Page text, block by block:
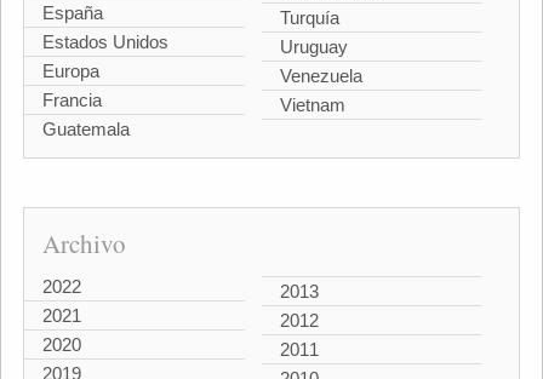
España
Estados Unidos
Europa
Francia
Guatemala
Turquía
Uruguay
Venezuela
Vietnam
Archivo
2022
2021
2020
2019
2013
2012
2011